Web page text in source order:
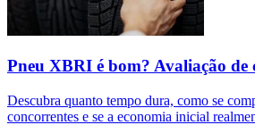
Pneu XBRI é bom? Avaliação de
Descubra quanto tempo dura, como se
concorrentes e se a economia inicial